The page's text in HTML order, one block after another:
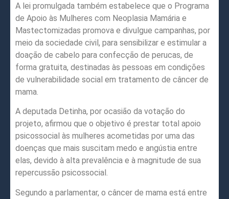
A lei promulgada também estabelece que o Programa
de Apoio às Mulheres com Neoplasia Mamária e
Mastectomizadas promova e divulgue campanhas, por
meio da sociedade civil, para sensibilizar e estimular a
doação de cabelo para confecção de perucas, de
forma gratuita, destinadas às pessoas em condições
de vulnerabilidade social em tratamento de câncer de
mama.
A deputada Detinha, por ocasião da votação do
projeto, afirmou que o objetivo é prestar total apoio
psicossocial às mulheres acometidas por uma das
doenças que mais suscitam medo e angústia entre
elas, devido à alta prevalência e à magnitude de sua
repercussão psicossocial.
Segundo a parlamentar, o câncer de mama está entre